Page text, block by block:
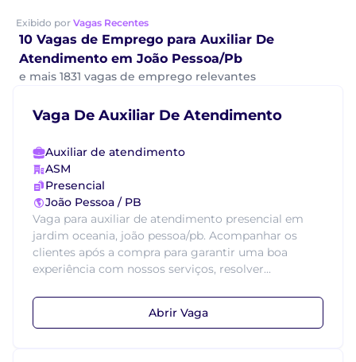
Exibido por Vagas Recentes
10 Vagas de Emprego para Auxiliar De
Atendimento em João Pessoa/Pb
e mais 1831 vagas de emprego relevantes
Vaga De Auxiliar De Atendimento
Auxiliar de atendimento
ASM
Presencial
João Pessoa / PB
Vaga para auxiliar de atendimento presencial em
jardim oceania, joão pessoa/pb. Acompanhar os
clientes após a compra para garantir uma boa
experiência com nossos serviços, resolver...
Abrir Vaga